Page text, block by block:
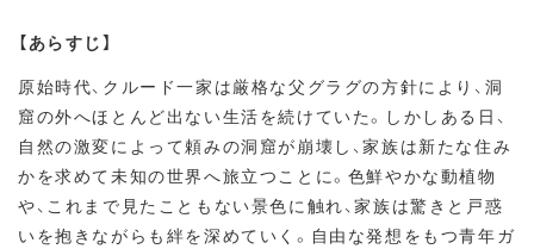
【あらすじ】
原始時代、クルード一家は厳格な父グラグの方針により、洞
窟の外へほとんど出ない生活を続けていた。しかしある日、
自然の激変によって頼みの洞窟が崩壊し、家族は新たな住み
かを求めて未知の世界へ旅立つことに。色鮮やかな動植物
や、これまで見たこともない景色に触れ、家族は驚きと戸惑
いを抱きながらも絆を深めていく。自由な発想をもつ青年ガ